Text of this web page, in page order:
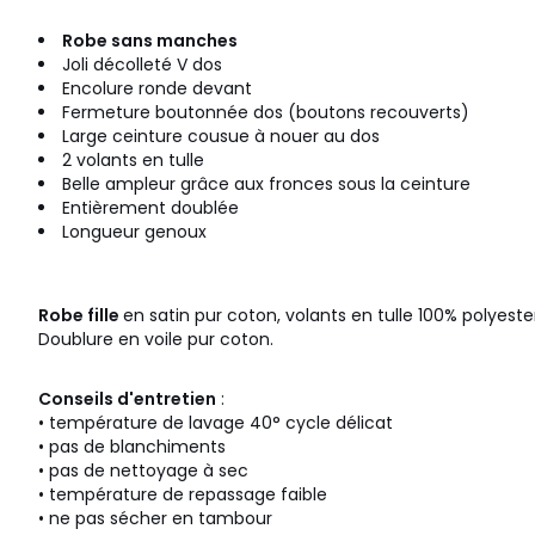
Robe sans manches
Joli décolleté V dos
Encolure ronde devant
Fermeture boutonnée dos (boutons recouverts)
Large ceinture cousue à nouer au dos
2 volants en tulle
Belle ampleur grâce aux fronces sous la ceinture
Entièrement doublée
Longueur genoux
Robe fille en satin pur coton, volants en tulle 100%
Doublure en voile pur coton.
Conseils d'entretien :
• température de lavage 40° cycle délicat
• pas de blanchiments
• pas de nettoyage à sec
• température de repassage faible
• ne pas sécher en tambour